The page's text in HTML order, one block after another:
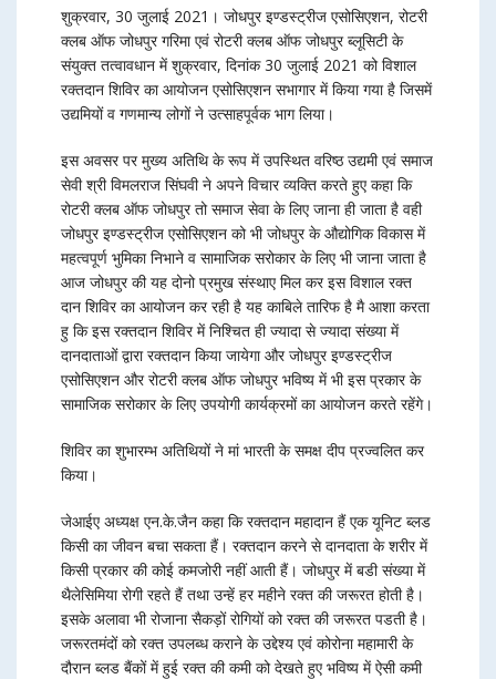
शुक्रवार, 30 जुलाई 2021। जोधपुर इण्डस्ट्रीज एसोसिएशन, रोटरी
क्लब ऑफ जोधपुर गरिमा एवं रोटरी क्लब ऑफ जोधपुर ब्लूसिटी के
संयुक्त तत्वावधान में शुक्रवार, दिनांक 30 जुलाई 2021 को विशाल
रक्तदान शिविर का आयोजन एसोसिएशन सभागार में किया गया है जिसमें
उद्यमियों व गणमान्य लोगों ने उत्साहपूर्वक भाग लिया।
इस अवसर पर मुख्य अतिथि के रूप में उपस्थित वरिष्ठ उद्यमी एवं समाज
सेवी श्री विमलराज सिंघवी ने अपने विचार व्यक्ति करते हुए कहा कि
रोटरी क्लब ऑफ जोधपुर तो समाज सेवा के लिए जाना ही जाता है वही
जोधपुर इण्डस्ट्रीज एसोसिएशन को भी जोधपुर के औद्योगिक विकास में
महत्वपूर्ण भुमिका निभाने व सामाजिक सरोकार के लिए भी जाना जाता है
आज जोधपुर की यह दोनो प्रमुख संस्थाए मिल कर इस विशाल रक्त
दान शिविर का आयोजन कर रही है यह काबिले तारिफ है मै आशा करता
हु कि इस रक्तदान शिविर में निश्चित ही ज्यादा से ज्यादा संख्या में
दानदाताओं द्वारा रक्तदान किया जायेगा और जोधपुर इण्डस्ट्रीज
एसोसिएशन और रोटरी क्लब ऑफ जोधपुर भविष्य में भी इस प्रकार के
सामाजिक सरोकार के लिए उपयोगी कार्यक्रमों का आयोजन करते रहेंगे।
शिविर का शुभारम्भ अतिथियों ने मां भारती के समक्ष दीप प्रज्वलित कर
किया।
जेआईए अध्यक्ष एन.के.जैन कहा कि रक्तदान महादान हैं एक यूनिट ब्लड
किसी का जीवन बचा सकता हैं। रक्तदान करने से दानदाता के शरीर में
किसी प्रकार की कोई कमजोरी नहीं आती हैं। जोधपुर में बडी संख्या में
थैलेसिमिया रोगी रहते हैं तथा उन्हें हर महीने रक्त की जरूरत होती है।
इसके अलावा भी रोजाना सैकड़ों रोगियों को रक्त की जरूरत पडती है।
जरूरतमंदों को रक्त उपलब्ध कराने के उद्देश्य एवं कोरोना महामारी के
दौरान ब्लड बैंकों में हुई रक्त की कमी को देखते हुए भविष्य में ऐसी कमी